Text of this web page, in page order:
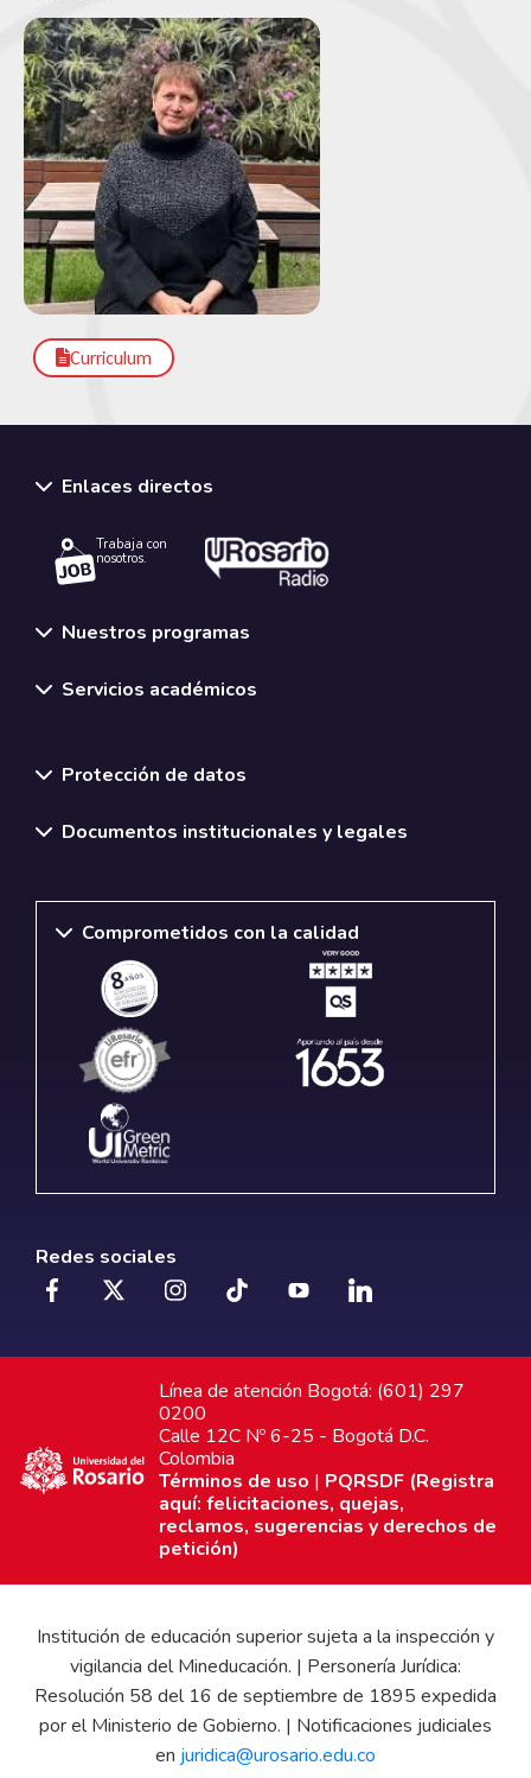
Curriculum
Enlaces directos
Trabaja con
nosotros.
Nuestros programas
Servicios académicos
Protección de datos
Documentos institucionales y legales
Comprometidos con la calidad
Redes sociales
Línea de atención Bogotá: (601) 297
0200
Calle 12C Nº 6-25 - Bogotá D.C.
Colombia
Términos de uso | PQRSDF (Registra
aquí: felicitaciones, quejas,
reclamos, sugerencias y derechos de
petición)
Institución de educación superior sujeta a la inspección y
vigilancia del Mineducación. | Personería Jurídica:
Resolución 58 del 16 de septiembre de 1895 expedida
por el Ministerio de Gobierno. | Notificaciones judiciales
en juridica@urosario.edu.co